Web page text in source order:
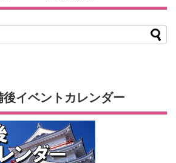
後イベントカレンダー